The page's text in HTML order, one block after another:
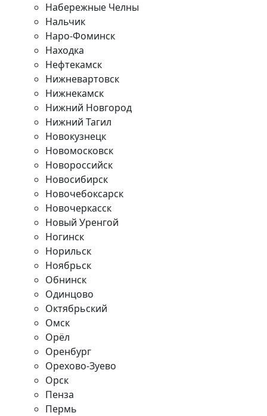
Набережные Челны
Нальчик
Наро-Фоминск
Находка
Нефтекамск
Нижневартовск
Нижнекамск
Нижний Новгород
Нижний Тагил
Новокузнецк
Новомосковск
Новороссийск
Новосибирск
Новочебоксарск
Новочеркасск
Новый Уренгой
Ногинск
Норильск
Ноябрьск
Обнинск
Одинцово
Октябрьский
Омск
Орёл
Оренбург
Орехово-Зуево
Орск
Пенза
Пермь